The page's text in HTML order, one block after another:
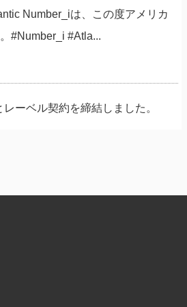
Number_iは、この度アメリカ
#Number_i #Atla...
ーベル契約を締結しました。
とレーベル契約締結 おめでとうご
しみにしてます😍💜❤️🩵